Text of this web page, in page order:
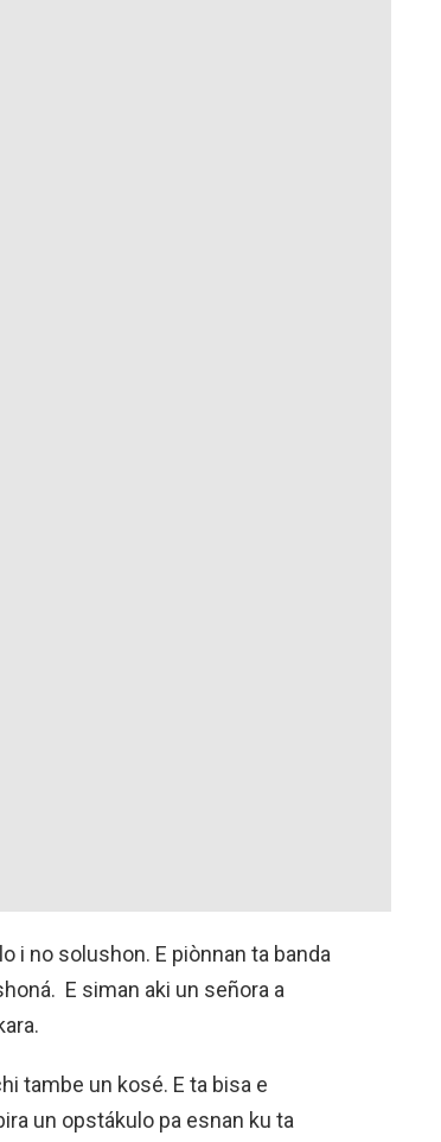
i no solushon. E piònnan ta banda
E siman aki un señora a
tambe un kosé. E ta bisa e
un opstákulo pa esnan ku ta